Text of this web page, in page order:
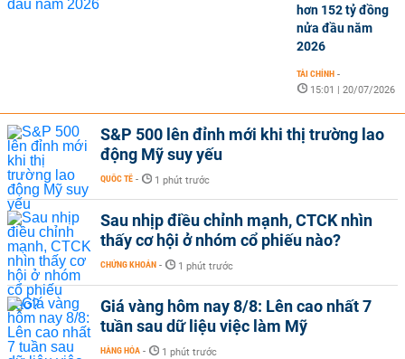
hơn 152 tỷ đồng
nửa đầu năm
2026
TÀI CHÍNH -
15:01 | 20/07/2026
S&P 500 lên đỉnh mới khi thị trường lao
động Mỹ suy yếu
QUỐC TẾ - 1 phút trước
Sau nhịp điều chỉnh mạnh, CTCK nhìn
thấy cơ hội ở nhóm cổ phiếu nào?
CHỨNG KHOÁN - 1 phút trước
Giá vàng hôm nay 8/8: Lên cao nhất 7
tuần sau dữ liệu việc làm Mỹ
HÀNG HÓA - 1 phút trước